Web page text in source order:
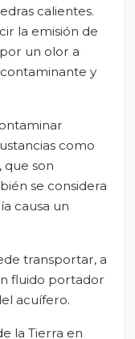
calientes.
la emisión de
un olor a
y
como
que son
se considera
causa un
transportar, a
fluido portador
acuífero.
la Tierra en